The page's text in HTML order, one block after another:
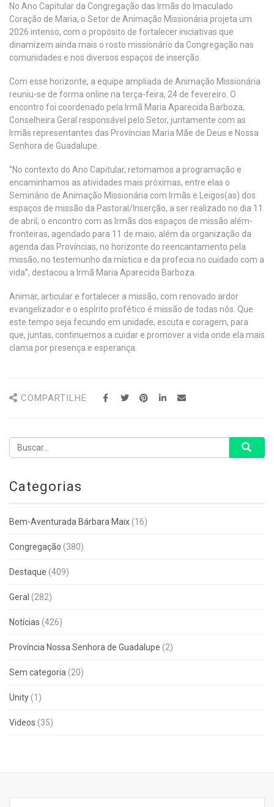
No Ano Capitular da Congregação das Irmãs do Imaculado
Coração de Maria, o Setor de Animação Missionária projeta um
2026 intenso, com o propósito de fortalecer iniciativas que
dinamizem ainda mais o rosto missionário da Congregação nas
comunidades e nos diversos espaços de inserção.
Com esse horizonte, a equipe ampliada de Animação Missionária
reuniu-se de forma online na terça-feira, 24 de fevereiro. O
encontro foi coordenado pela Irmã Maria Aparecida Barboza,
Conselheira Geral responsável pelo Setor, juntamente com as
Irmãs representantes das Províncias Maria Mãe de Deus e Nossa
Senhora de Guadalupe.
“No contexto do Ano Capitular, retomamos a programação e
encaminhamos as atividades mais próximas, entre elas o
Seminário de Animação Missionária com Irmãs e Leigos(as) dos
espaços de missão da Pastoral/Inserção, a ser realizado no dia 11
de abril; o encontro com as Irmãs dos espaços de missão além-
fronteiras, agendado para 11 de maio; além da organização da
agenda das Províncias, no horizonte do reencantamento pela
missão, no testemunho da mística e da profecia no cuidado com a
vida”, destacou a Irmã Maria Aparecida Barboza.
Animar, articular e fortalecer a missão, com renovado ardor
evangelizador e o espírito profético é missão de todas nós. Que
este tempo seja fecundo em unidade, escuta e coragem, para
que, juntas, continuemos a cuidar e promover a vida onde ela mais
clama por presença e esperança.
COMPARTILHE
Categorias
Bem-Aventurada Bárbara Maix (16)
Congregação (380)
Destaque (409)
Geral (282)
Notícias (426)
Província Nossa Senhora de Guadalupe (2)
Sem categoria (20)
Unity (1)
Videos (35)